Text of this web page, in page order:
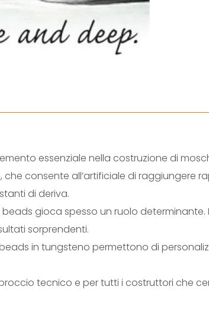
essenziale nella costruzione di
consente all’artificiale di raggiungere
di deriva.
gioca spesso un ruolo
sorprendenti.
in tungsteno permettono di
tecnico e per tutti i costruttori che